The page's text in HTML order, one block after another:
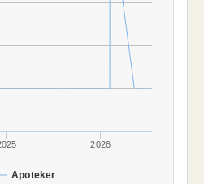
Apoteker
2026